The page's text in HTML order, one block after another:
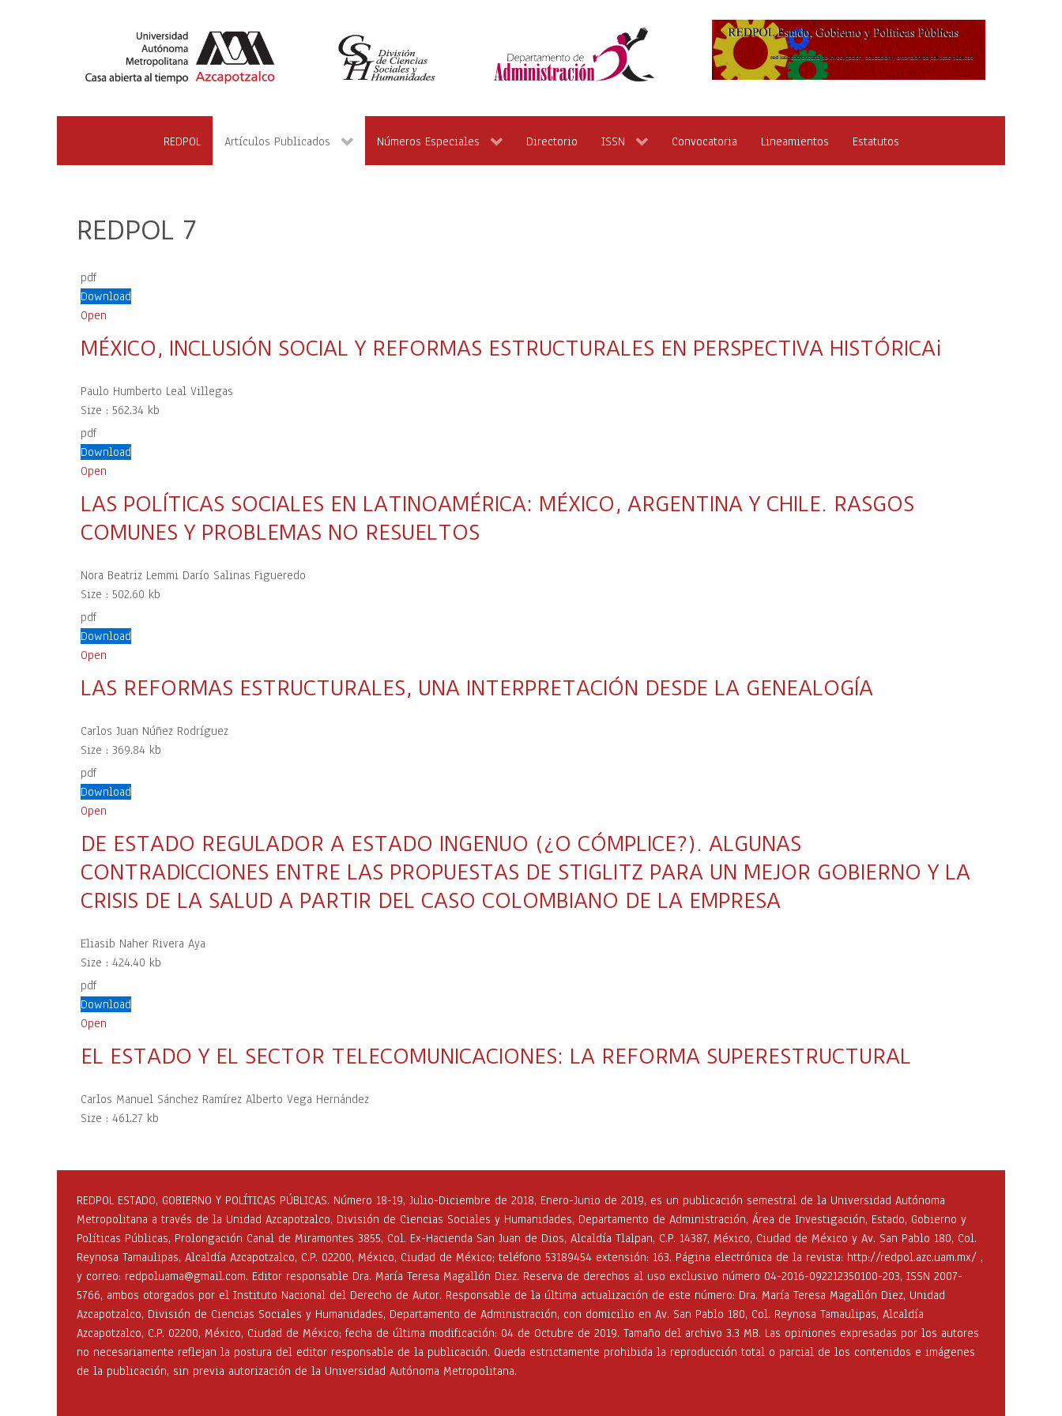
REDPOL Artículos Publicados Números Especiales Directorio ISSN Convocatoria Lineamientos Estatutos
REDPOL 7
pdf
Download
Open
MÉXICO, INCLUSIÓN SOCIAL Y REFORMAS ESTRUCTURALES EN PERSPECTIVA HISTÓRICAi
Paulo Humberto Leal Villegas
Size : 562.34 kb
pdf
Download
Open
LAS POLÍTICAS SOCIALES EN LATINOAMÉRICA: MÉXICO, ARGENTINA Y CHILE. RASGOS
COMUNES Y PROBLEMAS NO RESUELTOS
Nora Beatriz Lemmi Darío Salinas Figueredo
Size : 502.60 kb
pdf
Download
Open
LAS REFORMAS ESTRUCTURALES, UNA INTERPRETACIÓN DESDE LA GENEALOGÍA
Carlos Juan Núñez Rodríguez
Size : 369.84 kb
pdf
Download
Open
DE ESTADO REGULADOR A ESTADO INGENUO (¿O CÓMPLICE?). ALGUNAS
CONTRADICCIONES ENTRE LAS PROPUESTAS DE STIGLITZ PARA UN MEJOR GOBIERNO Y LA
CRISIS DE LA SALUD A PARTIR DEL CASO COLOMBIANO DE LA EMPRESA
Eliasib Naher Rivera Aya
Size : 424.40 kb
pdf
Download
Open
EL ESTADO Y EL SECTOR TELECOMUNICACIONES: LA REFORMA SUPERESTRUCTURAL
Carlos Manuel Sánchez Ramírez Alberto Vega Hernández
Size : 461.27 kb
REDPOL ESTADO, GOBIERNO Y POLÍTICAS PÚBLICAS. Número 18-19, Julio-Diciembre de 2018, Enero-Junio de 2019, es un publicación semestral de la Universidad Autónoma
Metropolitana a través de la Unidad Azcapotzalco, División de Ciencias Sociales y Humanidades, Departamento de Administración, Área de Investigación, Estado, Gobierno y
Políticas Públicas, Prolongación Canal de Miramontes 3855, Col. Ex-Hacienda San Juan de Dios, Alcaldía Tlalpan, C.P. 14387, México, Ciudad de México y Av. San Pablo 180, Col.
Reynosa Tamaulipas, Alcaldía Azcapotzalco, C.P. 02200, México, Ciudad de México; teléfono 53189454 extensión: 163. Página electrónica de la revista: http://redpol.azc.uam.mx/ ,
y correo: redpoluama@gmail.com. Editor responsable Dra. María Teresa Magallón Diez. Reserva de derechos al uso exclusivo número 04-2016-092212350100-203, ISSN 2007-
5766, ambos otorgados por el Instituto Nacional del Derecho de Autor. Responsable de la última actualización de este número: Dra. María Teresa Magallón Diez, Unidad
Azcapotzalco, División de Ciencias Sociales y Humanidades, Departamento de Administración, con domicilio en Av. San Pablo 180, Col. Reynosa Tamaulipas, Alcaldía
Azcapotzalco, C.P. 02200, México, Ciudad de México; fecha de última modificación: 04 de Octubre de 2019. Tamaño del archivo 3.3 MB. Las opiniones expresadas por los autores
no necesariamente reflejan la postura del editor responsable de la publicación. Queda estrictamente prohibida la reproducción total o parcial de los contenidos e imágenes
de la publicación, sin previa autorización de la Universidad Autónoma Metropolitana.